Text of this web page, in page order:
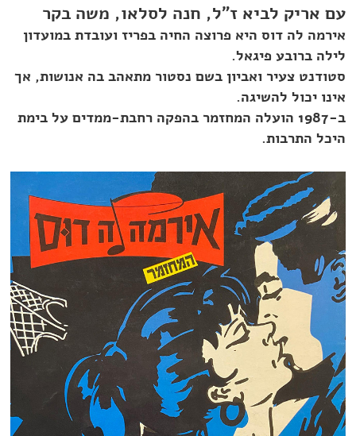
עם אריק לביא ז"ל, חנה לסלאו, משה בקר
אירמה לה דוס היא פרוצה החיה בפריז ועובדת במועדון
לילה ברובע פיגאל.
סטודנט צעיר ואביון בשם נסטור מתאהב בה אנושות, אך
אינו יכול להשיגה.
ב-1987 הועלה המחזמר בהפקה רחבת-ממדים על בימת
היכל התרבות.